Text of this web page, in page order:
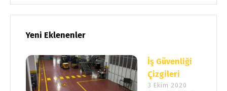
Yeni Eklenenler
İş Güvenliği
Çizgileri
3 Ekim 2020